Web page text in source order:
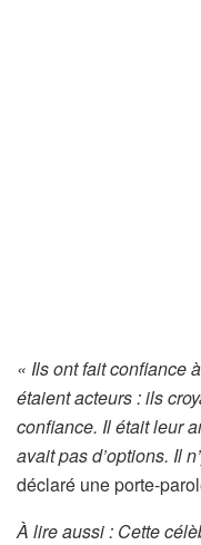
« Ils ont fait confiance
étaient acteurs : ils
confiance. Il était leur
avait pas d’options. Il
déclaré une porte-
À lire aussi : Cette